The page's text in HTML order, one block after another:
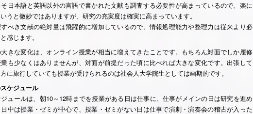
日本語と英語以外の言語で書かれた文献も調査する必要性が高まっているので、楽に
うと微妙ではありますが、研究の充実度は確実に高まっています。
べき文献の絶対量は飛躍的に増加しているので、情報処理能力や整理力は従来より必
感じます。
きな変化は、オンライン授業が相当に増えてきたことです。もちろん対面でしか履修
も少なくはありませんが、対面が前提だった頃に比べれば大きな変化です。出張して
に旅行していても授業が受けられるのは社会人大学院生としては画期的です。
ケジュール
ュールは、朝10～12時までを授業がある日は仕事に、仕事がメインの日は研究を進め
中は授業・ゼミが中心で、授業・ゼミがない日は仕事で演劇・演奏会の稽古が入った